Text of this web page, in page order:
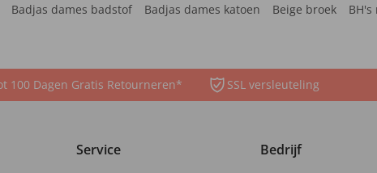
Badjas dames badstof Badjas dames katoen Beige broek
100 Dagen Gratis Retourneren* SSL versleuteling
Service Bedrijf